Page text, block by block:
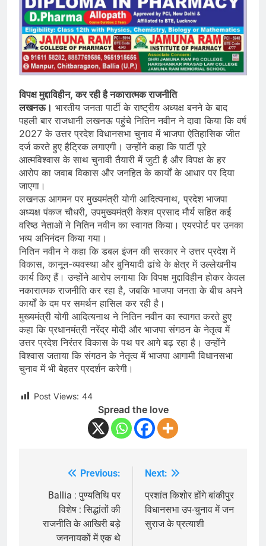
विपक्ष मुद्दाविहीन, कर रही है नकारात्मक राजनीति
लखनऊ। भारतीय जनता पार्टी के राष्ट्रीय अध्यक्ष बनने के बाद
पहली बार राजधानी लखनऊ पहुंचे नितिन नवीन ने दावा किया कि वर्ष
2027 के उत्तर प्रदेश विधानसभा चुनाव में भाजपा ऐतिहासिक जीत
दर्ज करते हुए हैट्रिक लगाएगी। उन्होंने कहा कि पार्टी पूरे
आत्मविश्वास के साथ चुनावी तैयारी में जुटी है और विपक्ष के हर
आरोप का जवाब विकास और जनहित के कार्यों के आधार पर दिया
जाएगा।
लखनऊ आगमन पर मुख्यमंत्री योगी आदित्यनाथ, प्रदेश भाजपा
अध्यक्ष पंकज चौधरी, उपमुख्यमंत्री केशव प्रसाद मौर्य सहित कई
वरिष्ठ नेताओं ने नितिन नवीन का स्वागत किया। एयरपोर्ट पर उनका
भव्य अभिनंदन किया गया।
नितिन नवीन ने कहा कि डबल इंजन की सरकार ने उत्तर प्रदेश में
विकास, कानून-व्यवस्था और बुनियादी ढांचे के क्षेत्र में उल्लेखनीय
कार्य किए हैं। उन्होंने आरोप लगाया कि विपक्ष मुद्दाविहीन होकर केवल
नकारात्मक राजनीति कर रहा है, जबकि भाजपा जनता के बीच अपने
कार्यों के दम पर समर्थन हासिल कर रही है।
मुख्यमंत्री योगी आदित्यनाथ ने नितिन नवीन का स्वागत करते हुए
कहा कि प्रधानमंत्री नरेंद्र मोदी और भाजपा संगठन के नेतृत्व में
उत्तर प्रदेश निरंतर विकास के पथ पर आगे बढ़ रहा है। उन्होंने
विश्वास जताया कि संगठन के नेतृत्व में भाजपा आगामी विधानसभा
चुनाव में भी बेहतर प्रदर्शन करेगी।
Post Views: 44
Spread the love
navigation
Previous:
Ballia : पुण्यतिथि पर
विशेष : सिद्धांतों की
राजनीति के आखिरी बड़े
जननायकों में एक थे
Next:
प्रशांत किशोर होंगे बांकीपुर
विधानसभा उप-चुनाव में जन
सुराज के प्रत्याशी